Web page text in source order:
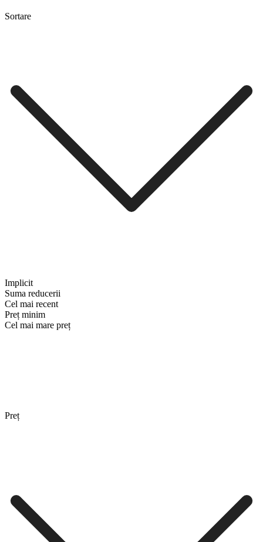
Sortare
Implicit
Suma reducerii
Cel mai recent
Preț minim
Cel mai mare preț
Preț